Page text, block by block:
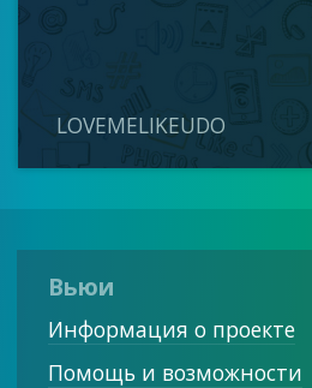
LOVEMELIKEUDO
Вьюи
Информация о проекте
Помощь и возможности